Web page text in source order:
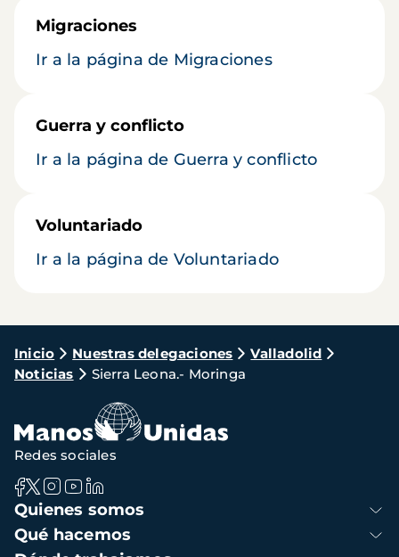
Migraciones
Ir a la página de Migraciones
Guerra y conflicto
Ir a la página de Guerra y conflicto
Voluntariado
Ir a la página de Voluntariado
Ruta
de
navegación
Inicio Nuestras delegaciones
Valladolid
Noticias
Sierra Leona.- Moringa
Navegación
principal
Quienes somos
Qué hacemos
Redes sociales